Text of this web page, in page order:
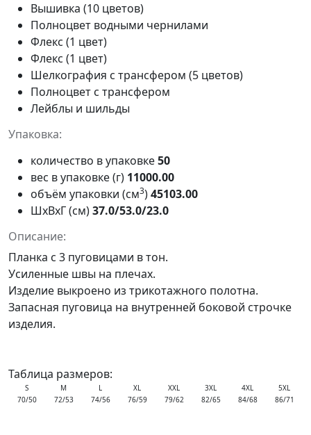
Вышивка (10 цветов)
Полноцвет водными чернилами
Флекс (1 цвет)
Флекс (1 цвет)
Шелкография с трансфером (5 цветов)
Полноцвет с трансфером
Лейблы и шильды
Упаковка:
количество в упаковке50
вес в упаковке (г) 11000.00
объём упаковки (см3)45103.00
ШxВxГ (см)37.0/53.0/23.0
Описание:
Планка с 3 пуговицами в тон.
Усиленные швы на плечах.
Изделие выкроено из трикотажного полотна.
Запасная пуговица на внутренней боковой строчке
изделия.
Таблица размеров:
S M L XL XXL 3XL 4XL
5XL
70/50
72/53 74/56 76/59 79/62 82/65 84/68 86/71